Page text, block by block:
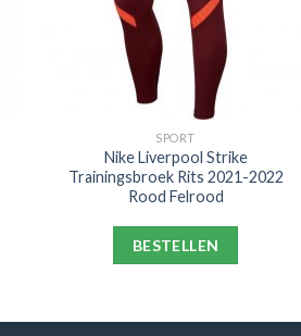
SPORT
Nike Liverpool Strike
Trainingsbroek Rits 2021-2022
Rood Felrood
BESTELLEN